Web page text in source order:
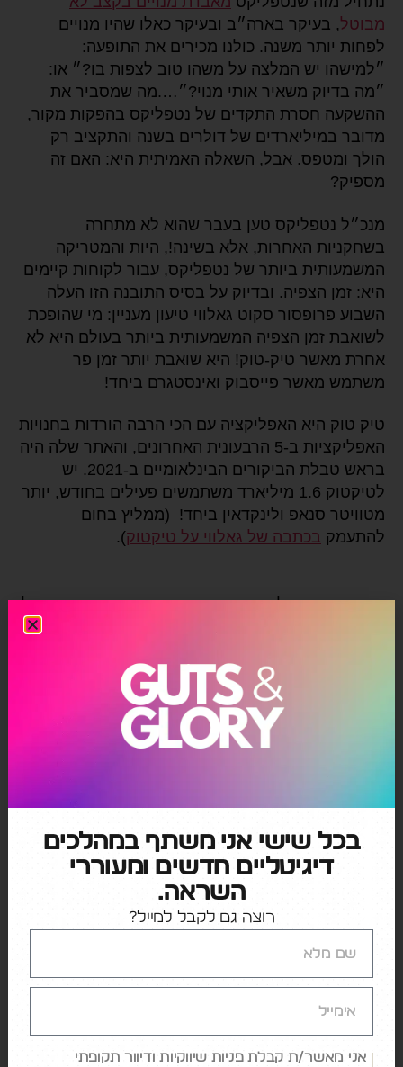
מבוטל, בעיקר בארה״ב ובעיקר כאלו שהיו מנויים
לפחות יותר משנה. כולנו מכירים את התופעה:
״למישהו יש המלצה על משהו טוב לצפות בו?״ או:
״מה בדיוק משאיר אותי מנוי?״….מה שמסביר את
ההשקעה חסרת התקדים של נטפליקס בהפקות מקור,
מדובר במיליארדים של דולרים בשנה והתקציב רק
הולך ומטפס. אבל, השאלה האמיתית היא: האם זה
מספיק?
מנכ״ל נטפליקס טען בעבר שהוא לא מתחרה
בשחקניות האחרות, אלא בשינה!, היות והמטריקה
המשמעותית ביותר של נטפליקס, עבור לקוחות קיימים
היא: זמן הצפיה. ובדיוק על בסיס התובנה הזו העלה
השבוע פרופסור סקוט גאלווי טיעון מעניין: מי שהופכת
לשואבת זמן הצפיה המשמעותית ביותר בעולם היא לא
אחרת מאשר טיק-טוק! היא שואבת יותר זמן פר
משתמש מאשר פייסבוק ואינסטגרם ביחד!
טיק טוק היא האפליקציה עם הכי הרבה הורדות בחנויות
האפליקציות ב-5 הרבעונית האחרונים, והאתר שלה היה
בראש טבלת הביקורים הבינלאומיים ב-2021. יש
לטיקטוק 1.6 מיליארד משתמשים פעילים בחודש, יותר
מטוויטר סנאפ ולינקדאין ביחד! (ממליץ בחום
להתעמק בכתבה של גאלווי על טיקטוק).
סיכום ביניים:להבין שמדובר בחתיכת שוק מעניין אבל
גם מאתגר לפעול בו. אני מתכוון להעמיק בניתוח השוק
כתיבת תגובה
האימייל לא יוצג באתר. שדות החובה מסומנים*
התגובה שלך*
בכל שישי אני משתף במהלכים
דיגיטליים חדשים ומעוררי
השראה.
רוצה גם לקבל למייל?
אני מאשר/ת קבלת פניות שיווקיות ודיוור תקופתי